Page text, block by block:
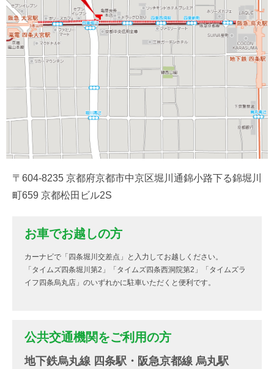
〒604-8235 京都府京都市中京区堀川通錦小路下る錦堀川
町659 京都松田ビル2S
お車でお越しの方
カーナビで「四条堀川交差点」と入力してお越しください。
「タイムズ四条堀川第2」「タイムズ四条西洞院第2」「タイムズラ
イフ四条烏丸店」のいずれかに駐車いただくと便利です。
公共交通機関をご利用の方
地下鉄烏丸線 四条駅・阪急京都線 烏丸駅